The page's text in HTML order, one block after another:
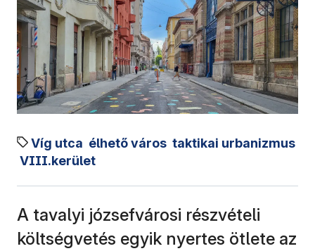
Víg utca élhető város taktikai urbanizmus
VIII.kerület
A tavalyi józsefvárosi részvételi
költségvetés egyik nyertes ötlete az